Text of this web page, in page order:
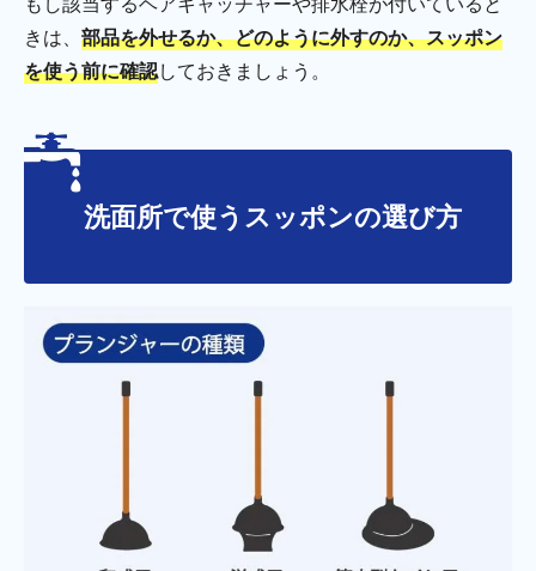
きは、 部品を外せるか、どのように外すのか、スッポン
を使う前に確認しておきましょう。
洗面所で使うスッポンの選び方